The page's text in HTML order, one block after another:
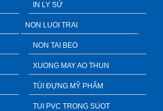
IN LY SỨ
NON LUOI TRAI
NON TAI BEO
XUONG MAY AO THUN
TÚI ĐỰNG MỸ PHẨM
TUI PVC TRONG SUOT